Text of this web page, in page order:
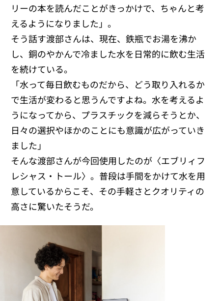
リーの本を読んだことがきっかけで、ちゃんと考
えるようになりました」。
そう話す渡部さんは、現在、鉄瓶でお湯を沸か
し、銅のやかんで冷ました水を日常的に飲む生活
を続けている。
「水って毎日飲むものだから、どう取り入れるか
で生活が変わると思うんですよね。水を考えるよ
うになってから、プラスチックを減らそうとか、
日々の選択やほかのことにも意識が広がっていき
ました」
そんな渡部さんが今回使用したのが〈エブリィフ
レシャス・トール〉。普段は手間をかけて水を用
意しているからこそ、その手軽さとクオリティの
高さに驚いたそうだ。